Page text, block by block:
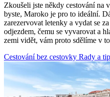
Zkoušeli jste někdy cestování na
byste, Maroko je pro to ideální.
zarezervovat letenky a vydat se
odjezdem, čemu se vyvarovat a
zemi vidět, vám proto sdělíme v
Cestování bez cestovky Rady a